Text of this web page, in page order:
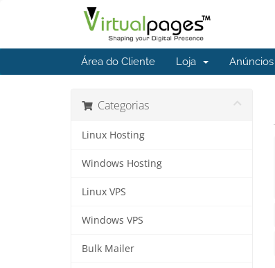
Área do Cliente Loja Anúncios
Categorias
Linux Hosting
Windows Hosting
Linux VPS
Windows VPS
Bulk Mailer